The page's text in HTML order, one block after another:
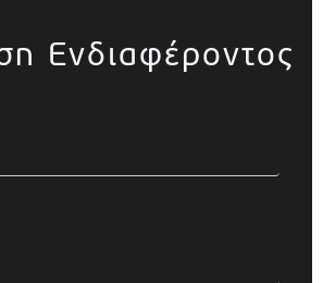
Ενδιαφέροντος